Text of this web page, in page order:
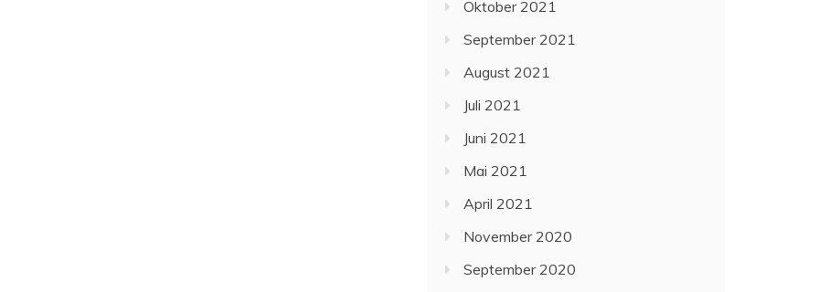
Oktober 2021
September 2021
August 2021
Juli 2021
Juni 2021
Mai 2021
April 2021
November 2020
September 2020